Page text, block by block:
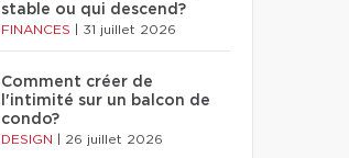
stable ou qui descend?
FINANCES 31 juillet 2026
Comment créer de
l'intimité sur un balcon de
condo?
DESIGN 26 juillet 2026